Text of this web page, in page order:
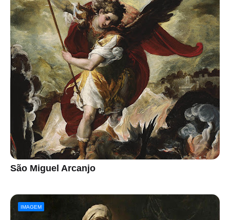
São Miguel Arcanjo
IMAGEM